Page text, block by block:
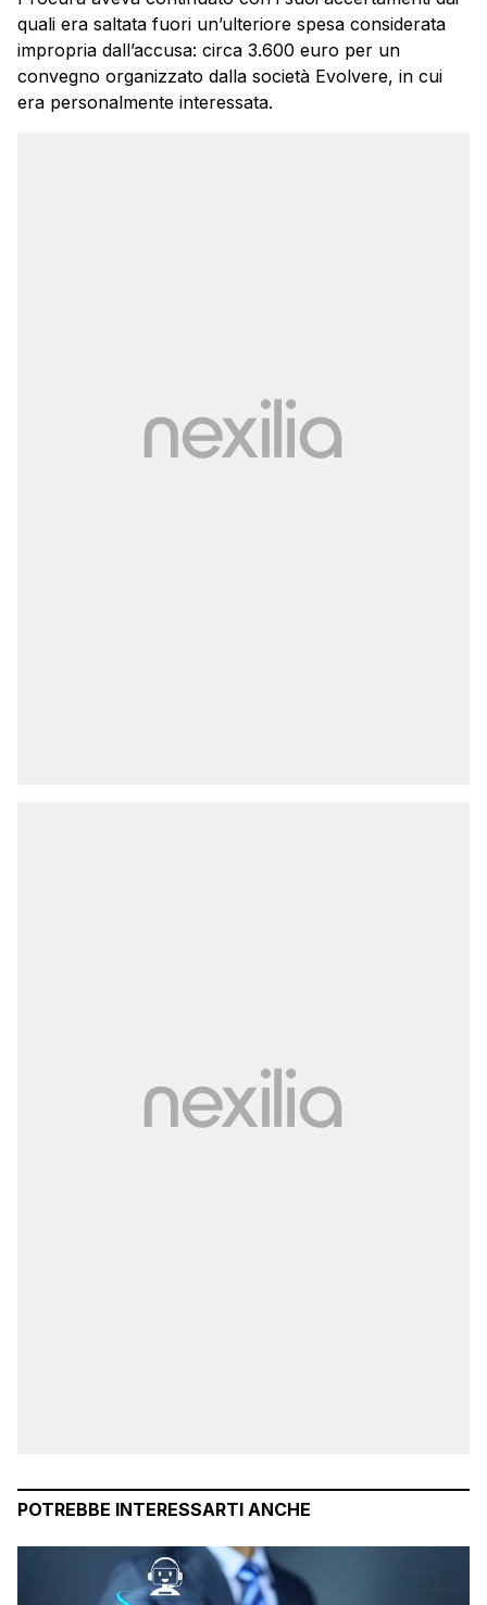
quali era saltata fuori un’ulteriore spesa considerata
impropria dall’accusa: circa 3.600 euro per un
convegno organizzato dalla società Evolvere, in cui
era personalmente interessata.
POTREBBE INTERESSARTI ANCHE